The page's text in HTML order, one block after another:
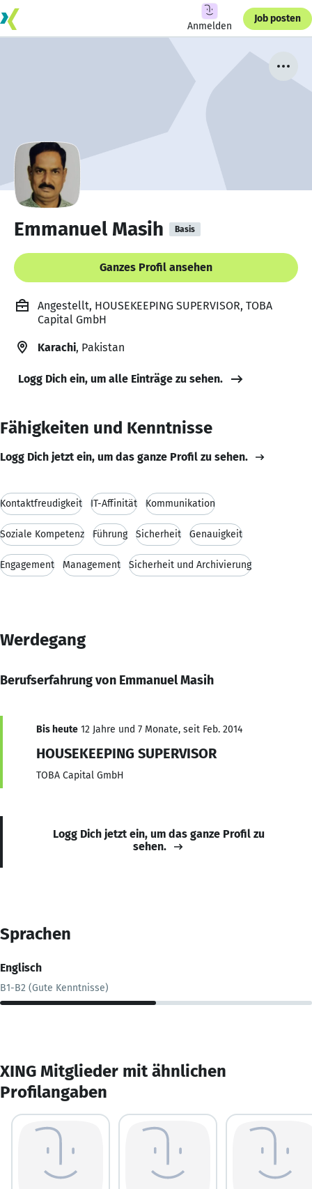
Anmelden
Job posten
Emmanuel Masih Basis
Ganzes Profil ansehen
Angestellt, HOUSEKEEPING SUPERVISOR, TOBA
Capital GmbH
Karachi, Pakistan
Logg Dich ein, um alle Einträge zu sehen.
Fähigkeiten und Kenntnisse
Logg Dich jetzt ein, um das ganze Profil zu sehen.
Kontaktfreudigkeit IT-Affinität Kommunikation
Soziale Kompetenz Führung Sicherheit Genauigkeit
Engagement Management Sicherheit und Archivierung
Werdegang
Berufserfahrung von Emmanuel Masih
Bis heute 12 Jahre und 7 Monate, seit Feb. 2014
HOUSEKEEPING SUPERVISOR
TOBA Capital GmbH
Logg Dich jetzt ein, um das ganze Profil zu
sehen.
Sprachen
Englisch
B1-B2 (Gute Kenntnisse)
XING Mitglieder mit ähnlichen
Profilangaben